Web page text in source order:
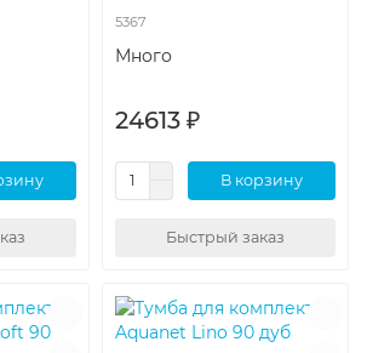
5367
Много
24613 ₽
В корзину
Быстрый заказ